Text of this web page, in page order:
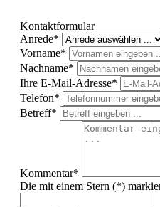
Kontaktformular
Anrede*
Vorname*
Nachname*
Ihre E-Mail-Adresse*
Telefon*
Betreff*
Kommentar*
Die mit einem Stern (*)